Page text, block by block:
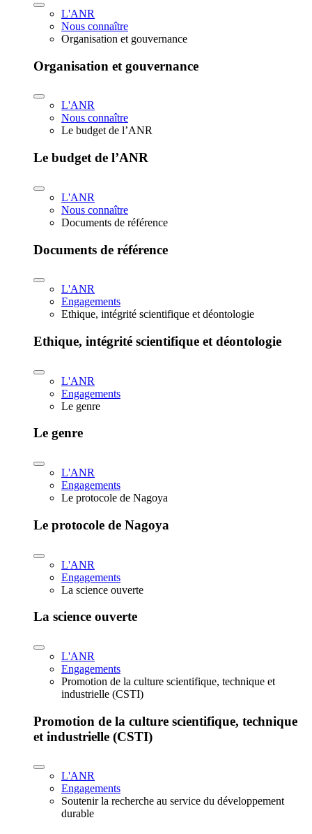
L'ANR
Nous connaître
Organisation et gouvernance
Organisation et gouvernance
L'ANR
Nous connaître
Le budget de l’ANR
Le budget de l’ANR
L'ANR
Nous connaître
Documents de référence
Documents de référence
L'ANR
Engagements
Ethique, intégrité scientifique et déontologie
Ethique, intégrité scientifique et déontologie
L'ANR
Engagements
Le genre
Le genre
L'ANR
Engagements
Le protocole de Nagoya
Le protocole de Nagoya
L'ANR
Engagements
La science ouverte
La science ouverte
L'ANR
Engagements
Promotion de la culture scientifique, technique et
industrielle (CSTI)
Promotion de la culture scientifique, technique
et industrielle (CSTI)
L'ANR
Engagements
Soutenir la recherche au service du développement
durable